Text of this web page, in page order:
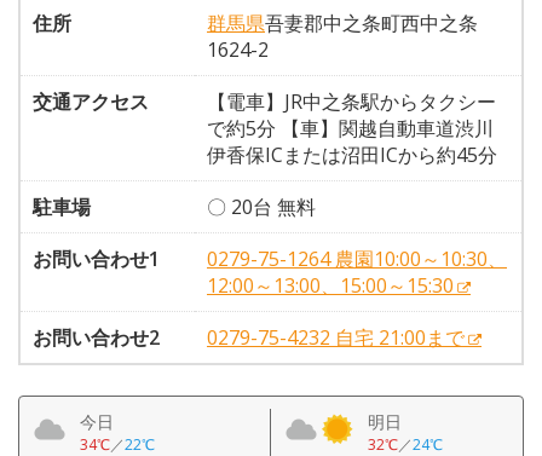
住所
群馬県吾妻郡中之条町西中之条
1624-2
交通アクセス
【電車】JR中之条駅からタクシー
で約5分 【車】関越自動車道渋川
伊香保ICまたは沼田ICから約45分
駐車場
〇 20台 無料
お問い合わせ1
0279-75-1264 農園10:00～10:30、
12:00～13:00、15:00～15:30
お問い合わせ2
0279-75-4232 自宅 21:00まで
今日
34℃／22℃
明日
32℃／24℃